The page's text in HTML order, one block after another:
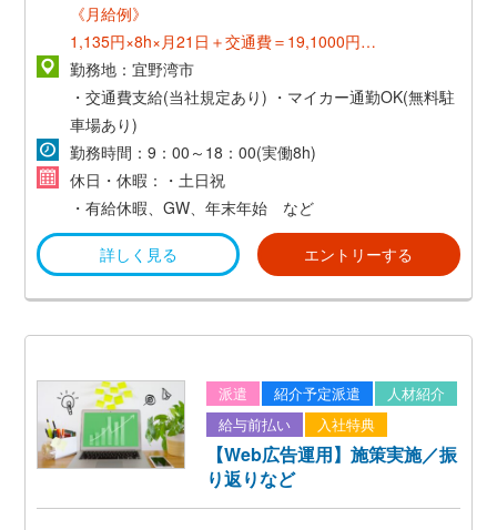
《月給例》
1,135円×8h×月21日＋交通費＝19,1000円～
《正社員登用後》
*想定年収300万～550万円*
勤務地：宜野湾市
・交通費支給(当社規定あり) ・マイカー通勤OK(無料駐
車場あり)
勤務時間：9：00～18：00(実働8h)
休日・休暇：・土日祝
・有給休暇、GW、年末年始 など
詳しく見る エントリーする
派遣 紹介予定派遣
人材紹介
給与前払い
入社特典
【Web広告運用】施策実施／振
り返りなど